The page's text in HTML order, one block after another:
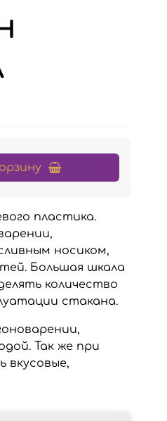
пластика.
носиком,
Большая шкала
количество
стакана.
Так же при
вкусовые,